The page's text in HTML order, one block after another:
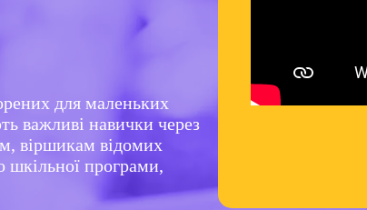
для маленьких
важливі навички через
віршикам відомих
шкільної програми,